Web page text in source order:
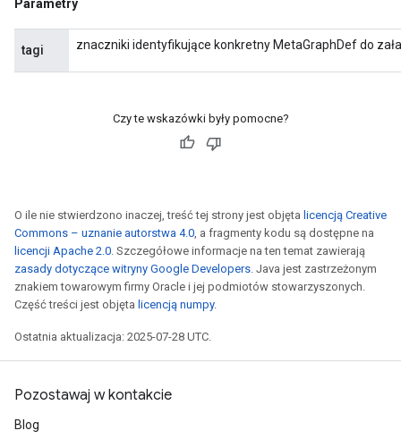
Parametry
tagi znaczniki identyfikujące konkretny MetaGraphDef do
Czy te wskazówki były pomocne?
O ile nie stwierdzono inaczej, treść tej strony jest objęta licencją Creative
Commons – uznanie autorstwa 4.0, a fragmenty kodu są dostępne na
licencji Apache 2.0. Szczegółowe informacje na ten temat zawierają
zasady dotyczące witryny Google Developers. Java jest zastrzeżonym
znakiem towarowym firmy Oracle i jej podmiotów stowarzyszonych.
Część treści jest objęta licencją numpy.
Ostatnia aktualizacja: 2025-07-28 UTC.
Pozostawaj w kontakcie
Blog